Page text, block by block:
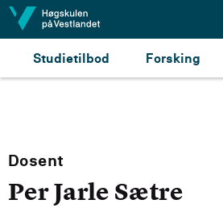
Hopp til innhald
Studietilbod Forsking
Dosent
Per Jarle Sætre